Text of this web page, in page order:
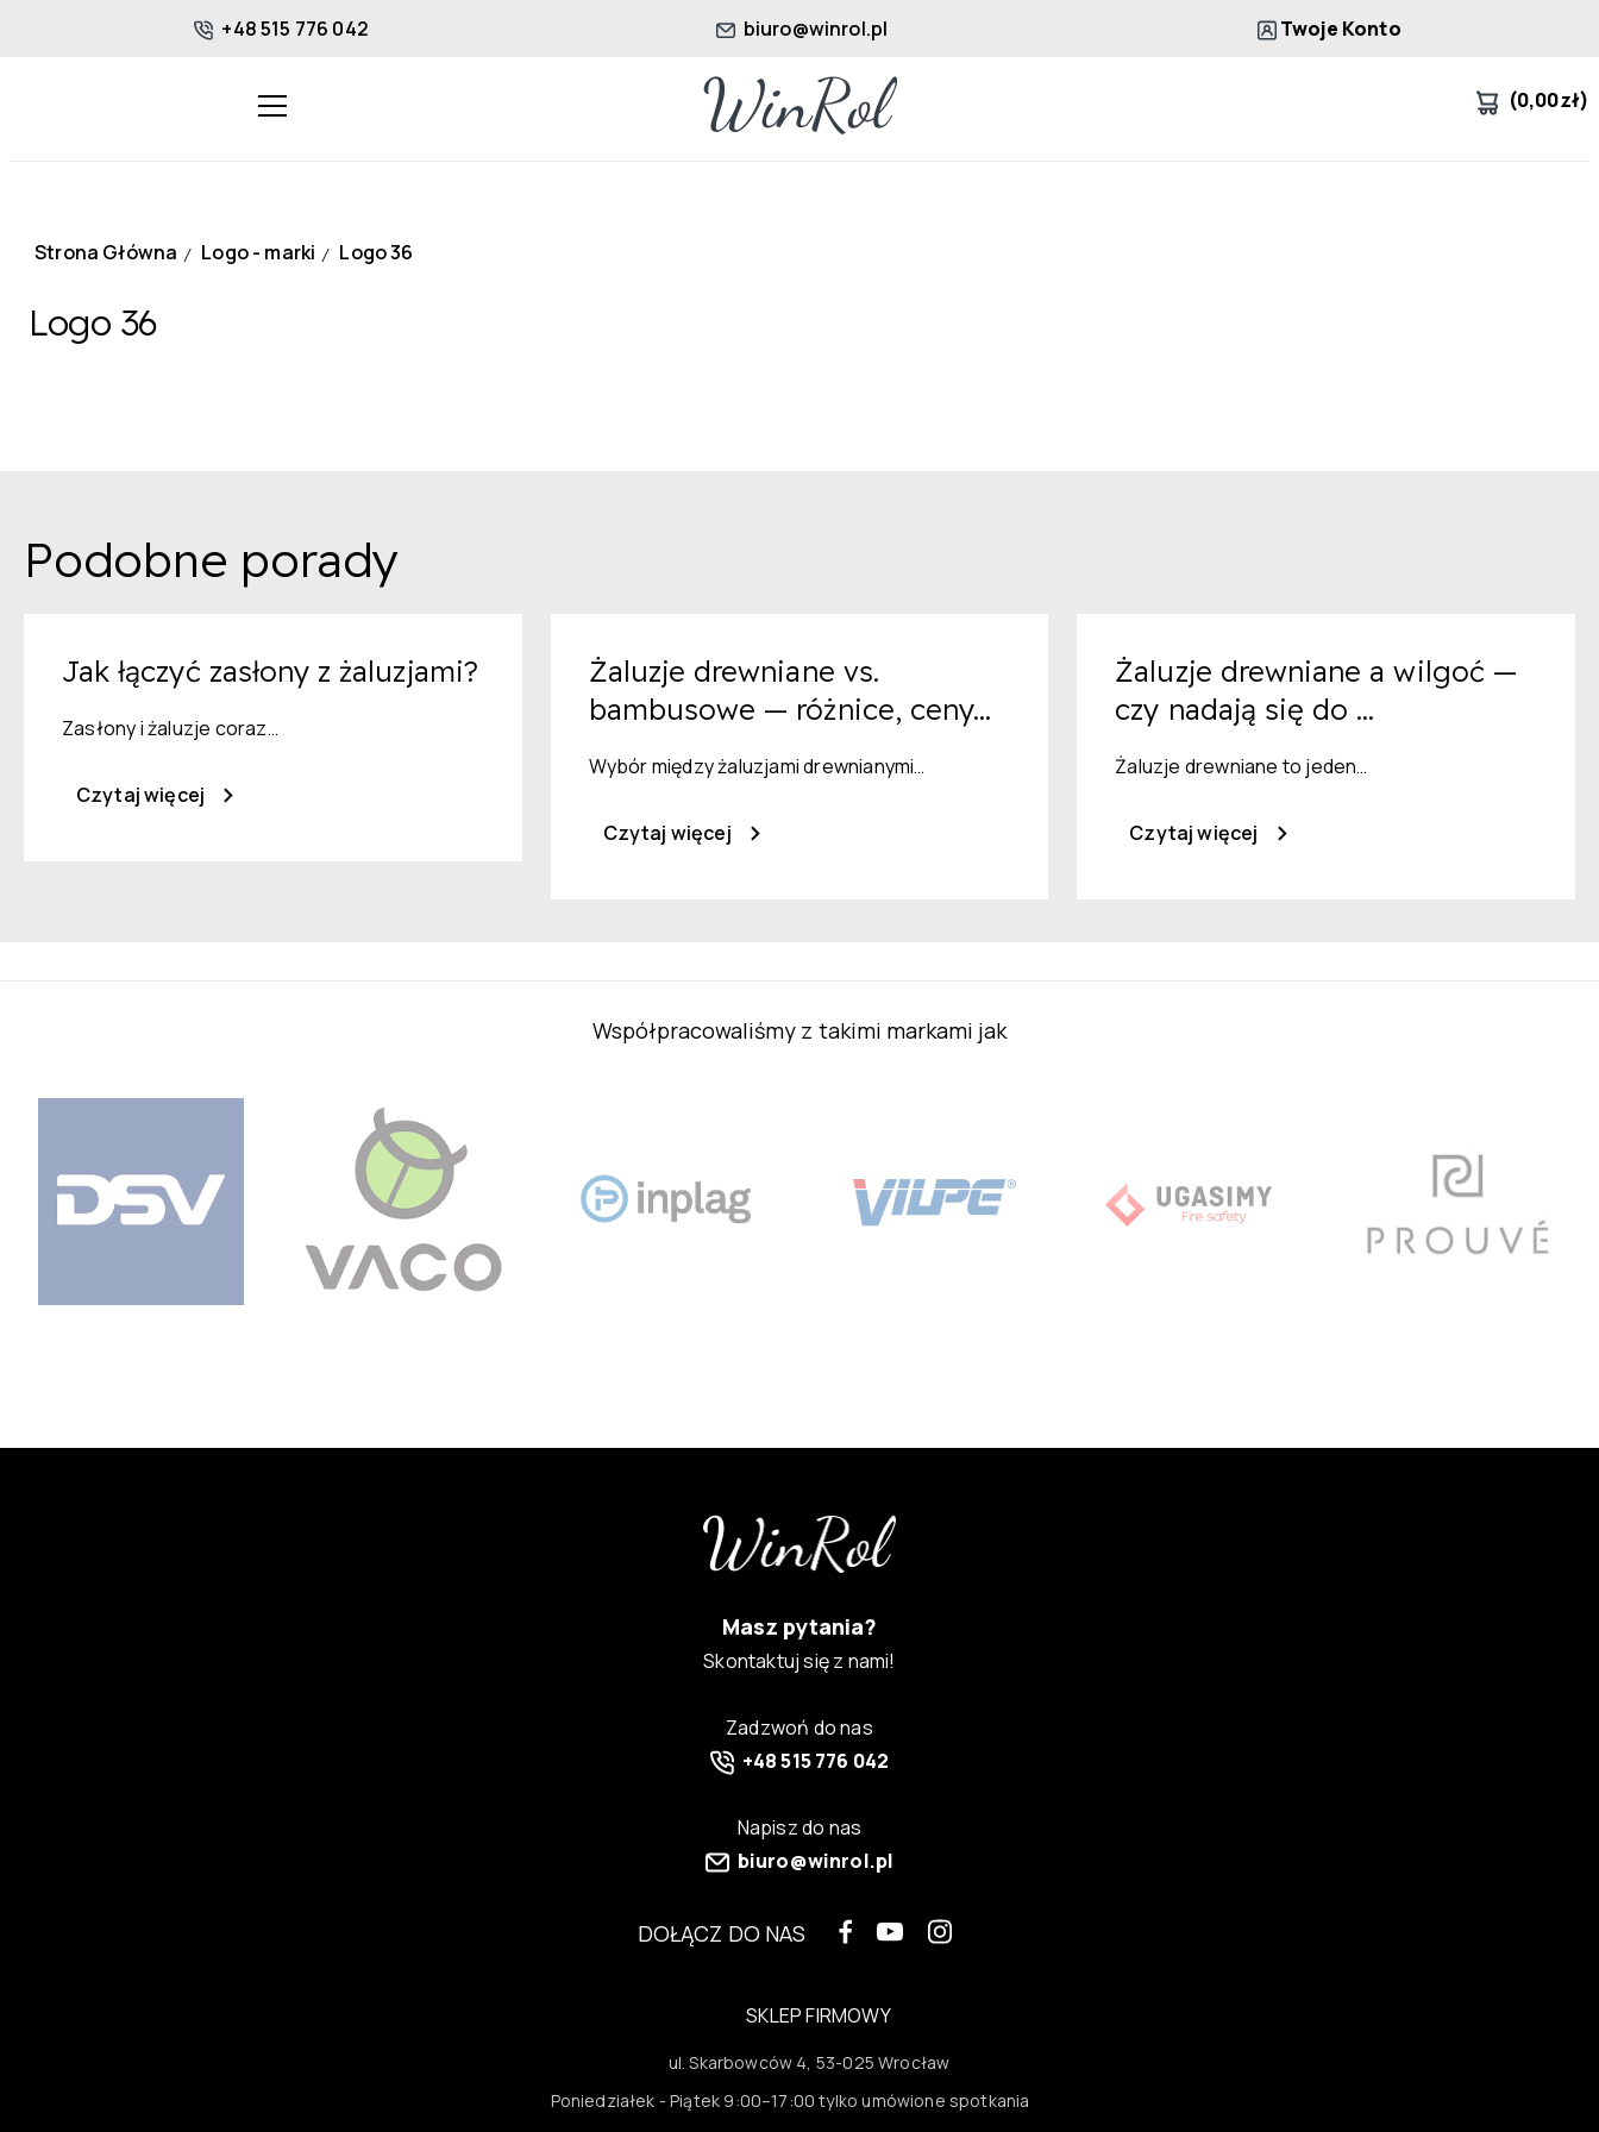
+48 515 776 042 biuro@winrol.pl Twoje Konto
(0,00zł)
Strona Główna / Logo - marki / Logo 36
Logo 36
Podobne porady
Jak łączyć zasłony z żaluzjami?
Zasłony i żaluzje coraz…
Czytaj więcej
Żaluzje drewniane vs.
bambusowe — różnice, ceny...
Wybór między żaluzjami drewnianymi…
Czytaj więcej
Żaluzje drewniane a wilgoć —
czy nadają się do ...
Żaluzje drewniane to jeden…
Czytaj więcej
Współpracowaliśmy z takimi markami jak
Masz pytania?
Skontaktuj się z nami!
Zadzwoń do nas
+48 515 776 042
Napisz do nas
biuro@winrol.pl
DOŁĄCZ DO NAS
SKLEP FIRMOWY
ul. Skarbowców 4, 53-025 Wrocław
Poniedziałek - Piątek 9:00–17:00 tylko umówione spotkania